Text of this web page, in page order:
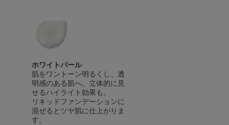
ホワイトパール
肌をワントーン明るくし、透
明感のある肌へ。立体的に見
せるハイライト効果も。
リキッドファンデーションに
混ぜるとツヤ肌に仕上がりま
す。